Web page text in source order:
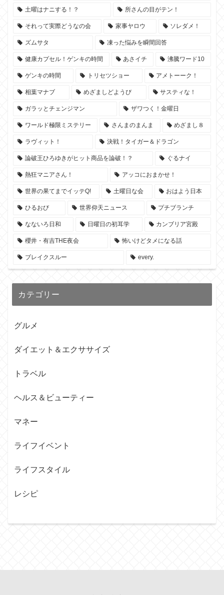
土曜はナニする！？ 所さんの目がテン！
それって実際どうなの会 家事ヤロウ ソレダメ！
ズムサタ 凍った悩みを瞬間回答
健康カプセル！ゲンキの時間 あさイチ 沸騰ワード10
ゲンキの時間 トリセツショー アメトーーク！
相葉マナブ めざましどようび サスティな！
ガラッとチェンジマン ザワつく！金曜日
ワールド極限ミステリー さんまのまんま めざまし８
ラヴィット！ 決戦！タイガー＆ドラゴン
論破王ひろゆきがヒット商品を論破！？ ぐるナイ
熱狂マニアさん！ アッコにおまかせ！
世界の果てまでイッテQ! 土曜日な会 おはよう日本
ひるおび 世界仰天ニュース プチブランチ
なないろ日和 日曜日の初耳学 カンブリア宮殿
櫻井・有吉THE夜会 怖いけどタメになる話
ブレイクスルー every.
カテゴリー
グルメ
ダイエット＆エクササイズ
トラベル
ヘルス＆ビューティー
マネー
ライフイベント
ライフスタイル
レシピ